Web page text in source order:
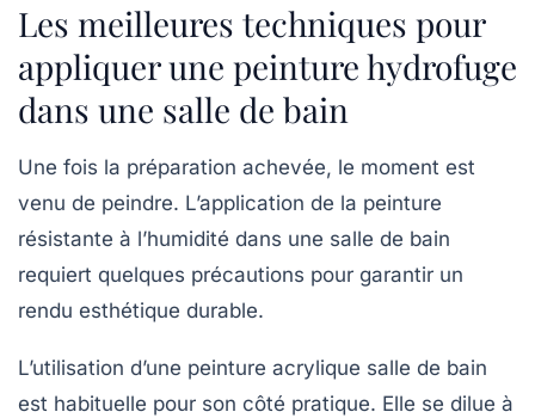
Les meilleures techniques pour
appliquer une peinture hydrofuge
dans une salle de bain
Une fois la préparation achevée, le moment est
venu de peindre. L’application de la peinture
résistante à l’humidité dans une salle de bain
requiert quelques précautions pour garantir un
rendu esthétique durable.
L’utilisation d’une peinture acrylique salle de bain
est habituelle pour son côté pratique. Elle se dilue à